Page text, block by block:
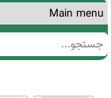
فرم
جستجو